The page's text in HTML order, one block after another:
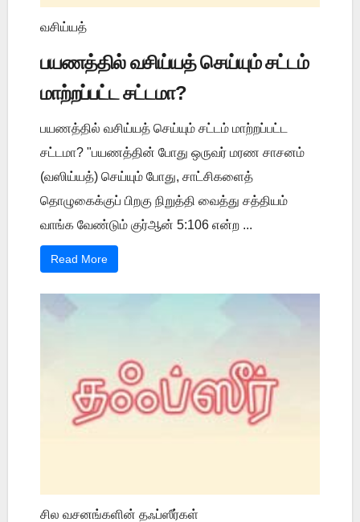
வசிய்யத்
பயணத்தில் வசிய்யத் செய்யும் சட்டம்
மாற்றப்பட்ட சட்டமா?
பயணத்தில் வசிய்யத் செய்யும் சட்டம் மாற்றப்பட்ட
சட்டமா? "பயணத்தின் போது ஒருவர் மரண சாசனம்
(வஸிய்யத்) செய்யும் போது, சாட்சிகளைத்
தொழுகைக்குப் பிறகு நிறுத்தி வைத்து சத்தியம்
வாங்க வேண்டும் குர்ஆன் 5:106 என்ற ...
Read More
சில வசனங்களின் தஃப்ஸீர்கள்